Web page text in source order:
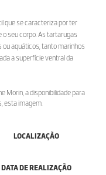
que se caracteriza por ter
seu corpo. As tartarugas
aquáticos, tanto marinhos
a superfície ventral da
Morin, a disponibilidade para
esta imagem.
LOCALIZAÇÃO
DATA DE REALIZAÇÃO